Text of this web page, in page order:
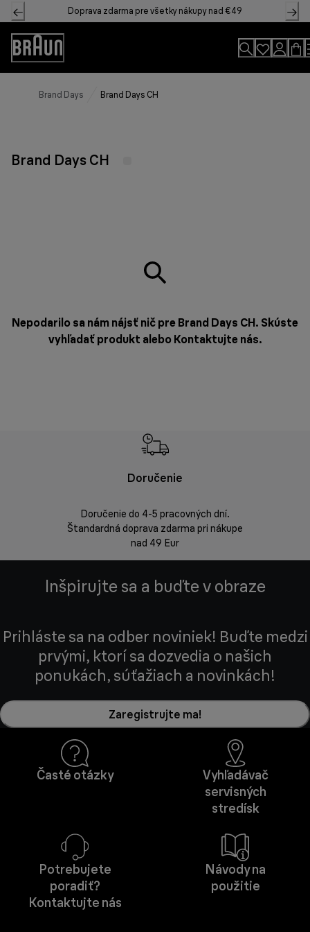
Skip
to
Content
Doprava zdarma pre všetky nákupy nad €49
Accessibility
Statement
Brand Days Brand Days CH
Brand Days CH
Nepodarilo sa nám nájsť nič pre Brand Days CH. Skúste
vyhľadať produkt alebo Kontaktujte nás.
Doručenie
Doručenie do 4-5 pracovných dní.
Štandardná doprava zdarma pri nákupe
nad 49 Eur
Inšpirujte sa a buďte v obraze
Prihláste sa na odber noviniek! Buďte medzi
prvými, ktorí sa dozvedia o našich
ponukách, súťažiach a novinkách!
Zaregistrujte ma!
Časté otázky
Vyhľadávač
servisných
stredísk
Potrebujete
poradiť?
Kontaktujte nás
Návody na
použitie